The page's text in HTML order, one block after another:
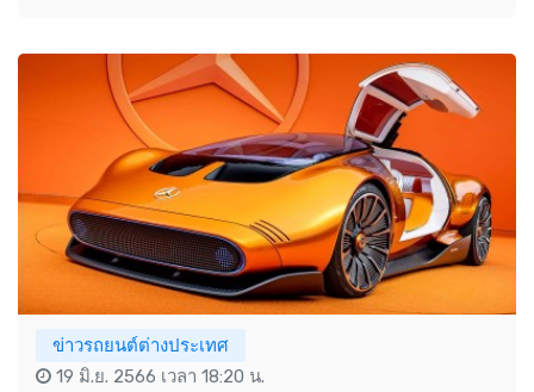
ข่าวรถยนต์ต่างประเทศ
19 มิ.ย. 2566 เวลา 18:20 น.